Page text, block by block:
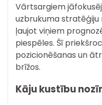
Vārtsargiem
uzbrukuma stratēģiju
ļaujot viņiem
piespēles. Šī
pozicionēšanas un
brīžos.
Kāju kustību